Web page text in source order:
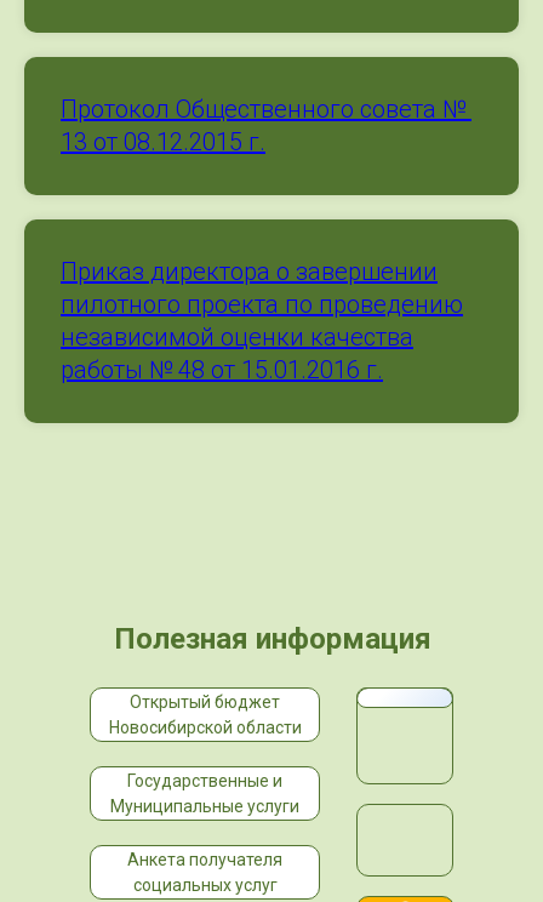
Протокол Общественного совета №
13 от 08.12.2015 г.
Приказ директора о завершении
пилотного проекта по проведению
независимой оценки качества
работы № 48 от 15.01.2016 г.
Полезная информация
Открытый бюджет
Новосибирской области
Государственные и
Муниципальные услуги
Анкета получателя
социальных услуг